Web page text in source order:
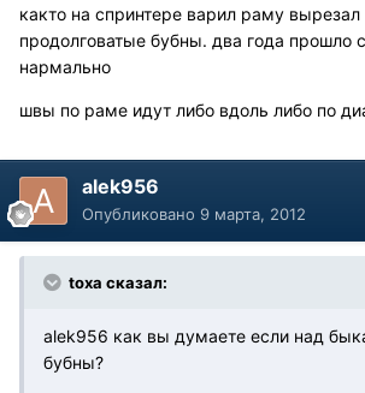
както на спринтере варил раму
продолговатые бубны. два года прошло
нармально
швы по раме идут либо вдоль либо по
alek956
Опубликовано 9 марта, 2012
toxa сказал:
alek956 как вы думаете если над
бубны?